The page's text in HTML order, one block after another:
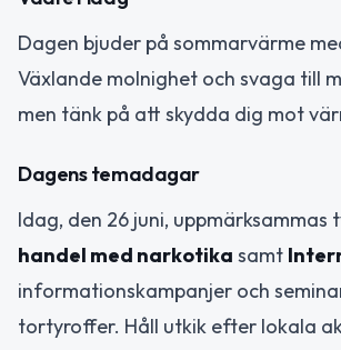
Dagen bjuder på sommarvärme
Växlande molnighet och svaga till
men tänk på att skydda dig mot
Dagens temadagar
Idag, den 26 juni,
handel med narkotika samt
informationskampanjer och
tortyroffer. Håll utkik efter lokala